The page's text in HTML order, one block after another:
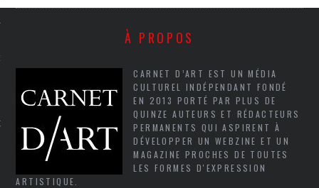
EN VOD
À PROPOS
CARNET D’ART EST UN MÉDIA
CULTUREL INDÉPENDANT FONDÉ
EN 2013 PORTÉ PAR PLUS DE
QUINZE AUTEURS ET RÉDACTEURS
PERMANENTS QUI ASPIRENT À
DÉVELOPPER UN WEBZINE ET UN
MAGAZINE PROCHES DE TOUTES
LES FORMES D'EXPRESSION
ARTISTIQUE.